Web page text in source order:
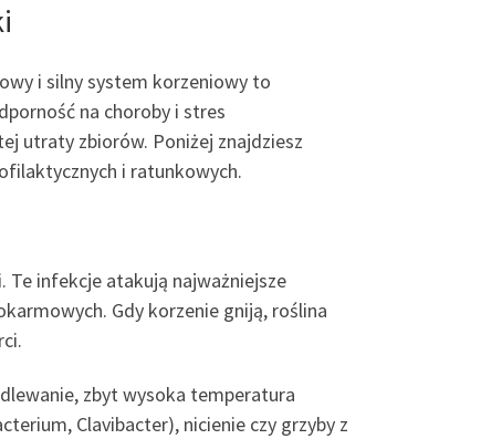
i silny system korzeniowy to
na choroby i stres
utraty zbiorów. Poniżej znajdziesz
i ratunkowych.
infekcje atakują najważniejsze
Gdy korzenie gniją, roślina
zbyt wysoka temperatura
Clavibacter), nicienie czy grzyby z